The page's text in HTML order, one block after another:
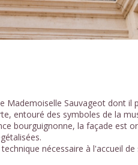
Mademoiselle Sauvageot dont il
entouré des symboles de la
bourguignonne, la façade est
nécessaire à l'accueil